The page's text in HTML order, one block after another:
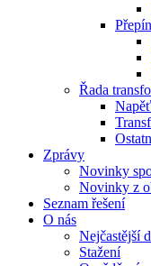
Řada
Zprávy
Novinky
Novinky z
Seznam řešení
O nás
Nejčastější
Stažení